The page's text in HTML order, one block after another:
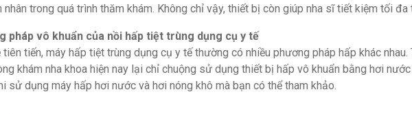
nhân trong quá trình thăm khám. Không chỉ vậy, thiết bị còn giúp nha sĩ tiết kiệm tối đa
pháp vô khuẩn của nồi hấp tiệt trùng dụng cụ y tế
tiến, máy hấp tiệt trùng dụng cụ y tế thường có nhiều phương pháp hấp khác
khám nha khoa hiện nay lại chỉ chuộng sử dụng thiết bị hấp vô khuẩn bằng hơi
sử dụng máy hấp hơi nước và hơi nóng khô mà bạn có thể tham khảo.